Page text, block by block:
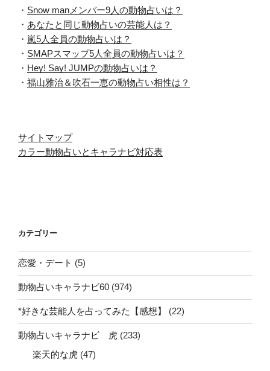
・ Snow manメンバー9人の動物占いは？
・ あなたと同じ動物占いの芸能人は？
・ 嵐5人全員の動物占いは？
・ SMAPスマップ5人全員の動物占いは？
・ Hey! Say! JUMPの動物占いは？
・ 福山雅治＆吹石一恵の動物占い相性は？
サイトマップ
カラー動物占いとキャラナビ対応表
カテゴリー
恋愛・デート (5)
動物占いキャラナビ60 (974)
*好きな芸能人を占ってみた【感想】 (22)
動物占いキャラナビ 虎 (233)
楽天的な虎 (47)